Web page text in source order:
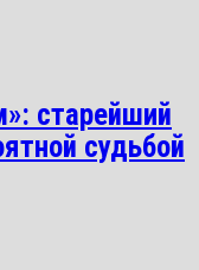
старейший
судьбой